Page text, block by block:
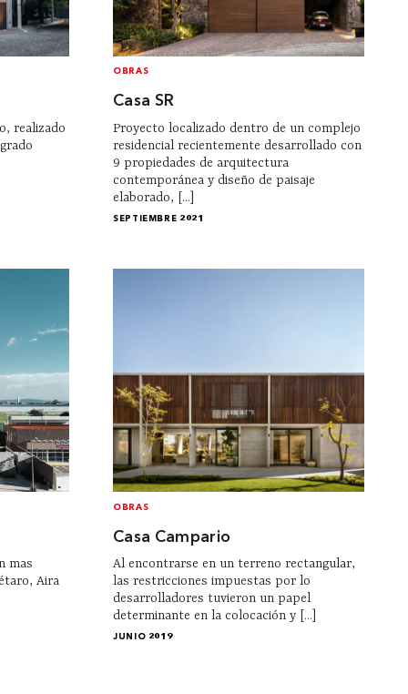
realizado
OBRAS
Casa SR
Proyecto localizado dentro de un complejo
residencial recientemente desarrollado con
9 propiedades de arquitectura
contemporánea y diseño de paisaje
elaborado, [...]
SEPTIEMBRE 2021
mas
Aira
OBRAS
Casa Campario
Al encontrarse en un terreno rectangular,
las restricciones impuestas por lo
desarrolladores tuvieron un papel
determinante en la colocación y [...]
JUNIO 2019